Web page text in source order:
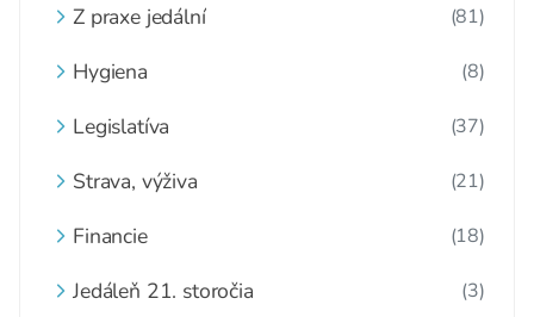
Z praxe jedální (81)
Hygiena (8)
Legislatíva (37)
Strava, výživa (21)
Financie (18)
Jedáleň 21. storočia (3)